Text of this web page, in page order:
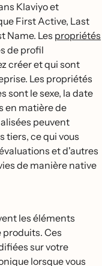
Klaviyo et
First Active, Last
Name. Les propriétés
de profil
créer et qui sont
Les propriétés
sont le sexe, la date
en matière de
peuvent
tiers, ce qui vous
et d'autres
de manière native
les éléments
Ces
sur votre
lorsque vous